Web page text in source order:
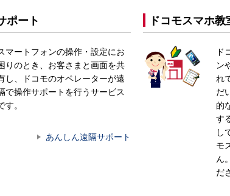
ポート
マートフォンの操作・設定にお
りのとき、お客さまと画面を共
し、ドコモのオペレーターが遠
で操作サポートを行うサービス
す。
あんしん遠隔サポート
ドコモスマホ教
ド
ン
れ
だ
的
す
し
モ
ん
だ